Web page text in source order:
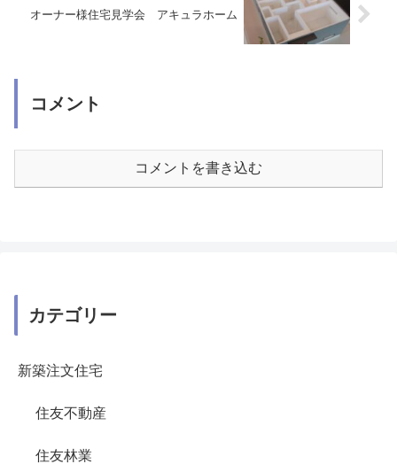
オーナー様住宅見学会 アキュラホーム
コメント
コメントを書き込む
カテゴリー
新築注文住宅
住友不動産
住友林業